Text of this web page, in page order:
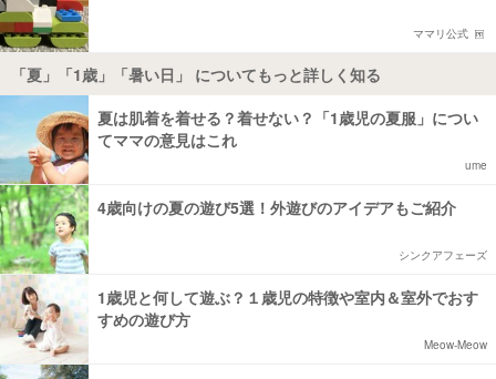
ママリ公式
「夏」「1歳」「暑い日」 についてもっと詳しく知る
夏は肌着を着せる？着せない？「1歳児の夏服」につい
てママの意見はこれ
ume
4歳向けの夏の遊び5選！外遊びのアイデアもご紹介
シンクアフェーズ
1歳児と何して遊ぶ？１歳児の特徴や室内＆室外でおす
すめの遊び方
Meow-Meow